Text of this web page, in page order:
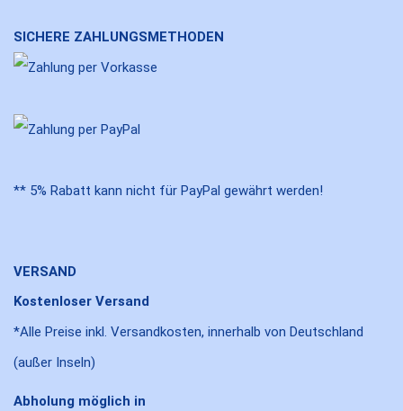
SICHERE ZAHLUNGSMETHODEN
** 5% Rabatt kann nicht für PayPal gewährt werden!
VERSAND
Kostenloser Versand
*Alle Preise inkl. Versandkosten, innerhalb von Deutschland
(außer Inseln)
Abholung möglich in